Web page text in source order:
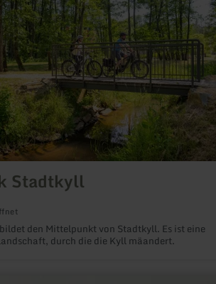
Stadtkyll
den Mittelpunkt von Stadtkyll. Es ist eine
durch die die Kyll mäandert.